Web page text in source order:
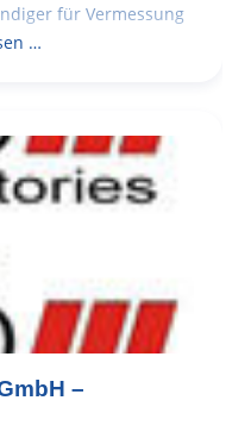
für Vermessung
…
–